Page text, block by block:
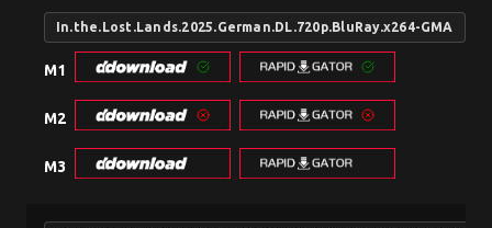
In.the.Lost.Lands.2025.German.DL.720p.BluRay.x264-GMA
M1
M2
M3